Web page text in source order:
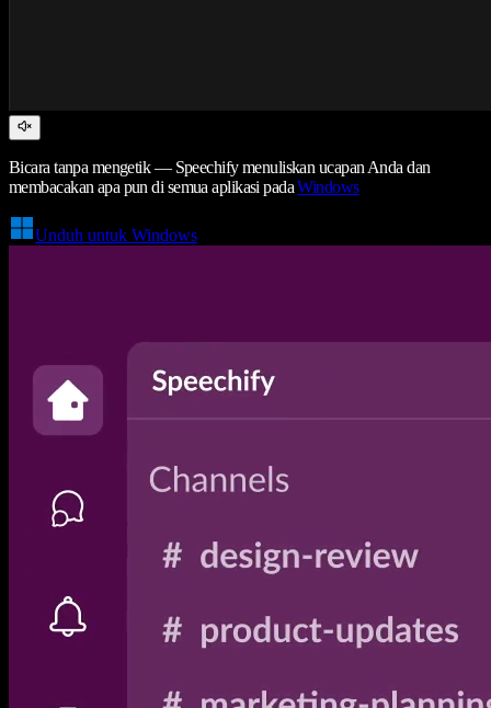
Bicara tanpa mengetik — Speechify menuliskan ucapan Anda dan
membacakan apa pun di semua aplikasi padaWindows
Unduh untuk Windows